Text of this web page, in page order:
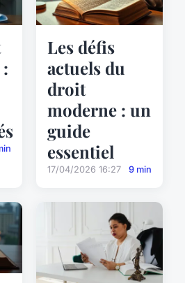
Les défis
actuels du
droit
moderne : un
guide
essentiel
17/04/2026 16:27 9 min